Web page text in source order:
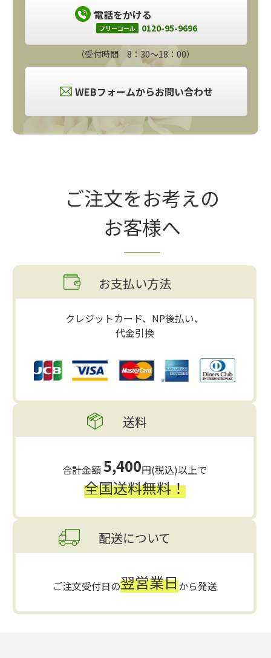
電話をかける
フリーコール 0120-95-9696
（受付時間 8：30～18：00）
WEBフォームからお問い合わせ
ご注文をお考えの
お客様へ
お支払い方法
クレジットカード、NP後払い、
代金引換
送料
合計金額5,400円(税込)以上で
全国送料無料！
配送について
ご注文受付日の翌営業日から発送